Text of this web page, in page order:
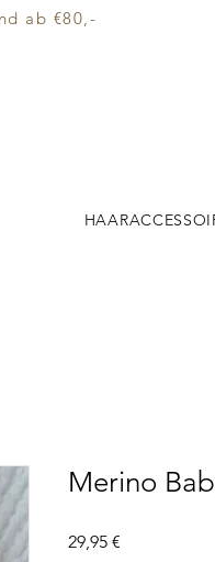
ab €80,-
Merino
29,95 €